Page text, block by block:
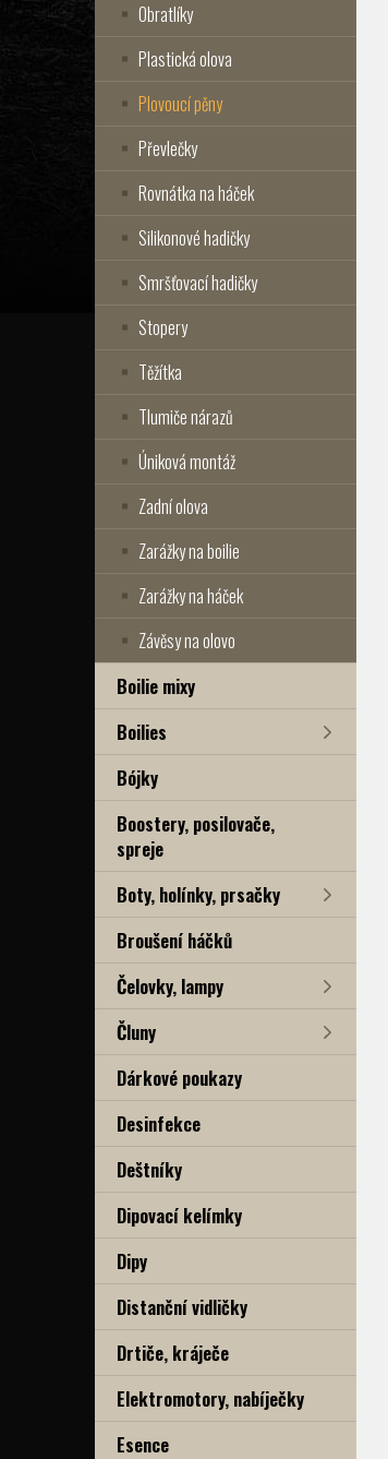
Obratlíky
Plastická olova
Plovoucí pěny
Převlečky
Rovnátka na háček
Silikonové hadičky
Smršťovací hadičky
Stopery
Těžítka
Tlumiče nárazů
Úniková montáž
Zadní olova
Zarážky na boilie
Zarážky na háček
Závěsy na olovo
Boilie mixy
Boilies
Bójky
Boostery, posilovače,
spreje
Boty, holínky, prsačky
Broušení háčků
Čelovky, lampy
Čluny
Dárkové poukazy
Desinfekce
Deštníky
Dipovací kelímky
Dipy
Distanční vidličky
Drtiče, kráječe
Elektromotory, nabíječky
Esence